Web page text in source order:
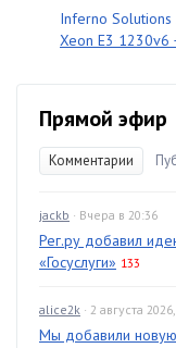
Inferno Solutions
Xeon E3 1230v6
Прямой эфир
Комментарии
jackb · Вчера в 20:36
Рег.ру добавил
«Госуслуги» 133
alice2k · 2 августа
Мы добавили